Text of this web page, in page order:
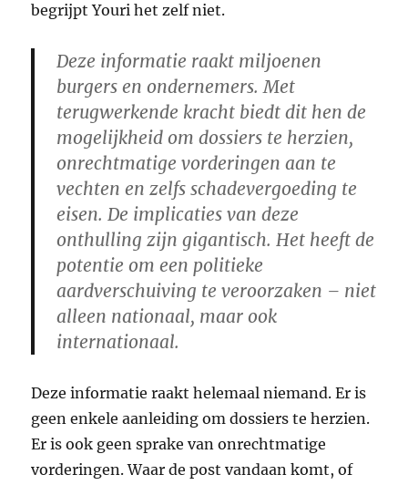
begrijpt Youri het zelf niet.
Deze informatie raakt miljoenen
burgers en ondernemers. Met
terugwerkende kracht biedt dit hen de
mogelijkheid om dossiers te herzien,
onrechtmatige vorderingen aan te
vechten en zelfs schadevergoeding te
eisen. De implicaties van deze
onthulling zijn gigantisch. Het heeft de
potentie om een politieke
aardverschuiving te veroorzaken – niet
alleen nationaal, maar ook
internationaal.
Deze informatie raakt helemaal niemand. Er is
geen enkele aanleiding om dossiers te herzien.
Er is ook geen sprake van onrechtmatige
vorderingen. Waar de post vandaan komt, of